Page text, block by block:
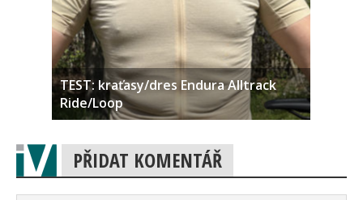
TEST: kraťasy/dres Endura Alltrack
Ride/Loop
PŘIDAT KOMENTÁŘ